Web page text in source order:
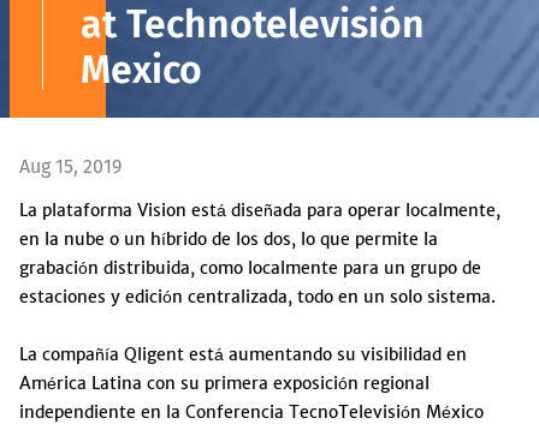
at Technotelevisión
Mexico
Aug 15, 2019
La plataforma Vision está diseñada para operar localmente,
en la nube o un híbrido de los dos, lo que permite la
grabación distribuida, como localmente para un grupo de
estaciones y edición centralizada, todo en un solo sistema.
La compañía Qligent está aumentando su visibilidad en
América Latina con su primera exposición regional
independiente en la Conferencia TecnoTelevisión México